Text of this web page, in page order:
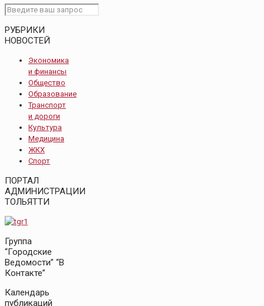
РУБРИКИ
НОВОСТЕЙ
Экономика
и финансы
Общество
Образование
Транспорт
и дороги
Культура
Медицина
ЖКХ
Спорт
ПОРТАЛ
АДМИНИСТРАЦИИ
ТОЛЬЯТТИ
Группа
“Городские
Ведомости” “В
Контакте”
Календарь
публикаций